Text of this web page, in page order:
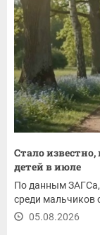
Стало
детей в июле
По данным
среди мальчиков
05.08.2026